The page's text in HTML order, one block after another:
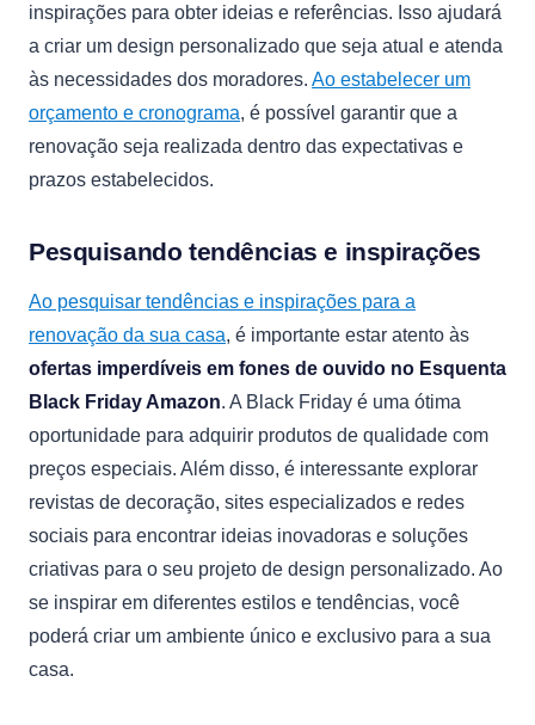
inspirações para obter ideias e referências. Isso ajudará
a criar um design personalizado que seja atual e atenda
às necessidades dos moradores. Ao estabelecer um
orçamento e cronograma, é possível garantir que a
renovação seja realizada dentro das expectativas e
prazos estabelecidos.
Pesquisando tendências e inspirações
Ao pesquisar tendências e inspirações para a
renovação da sua casa, é importante estar atento às
ofertas imperdíveis em fones de ouvido no Esquenta
Black Friday Amazon. A Black Friday é uma ótima
oportunidade para adquirir produtos de qualidade com
preços especiais. Além disso, é interessante explorar
revistas de decoração, sites especializados e redes
sociais para encontrar ideias inovadoras e soluções
criativas para o seu projeto de design personalizado. Ao
se inspirar em diferentes estilos e tendências, você
poderá criar um ambiente único e exclusivo para a sua
casa.